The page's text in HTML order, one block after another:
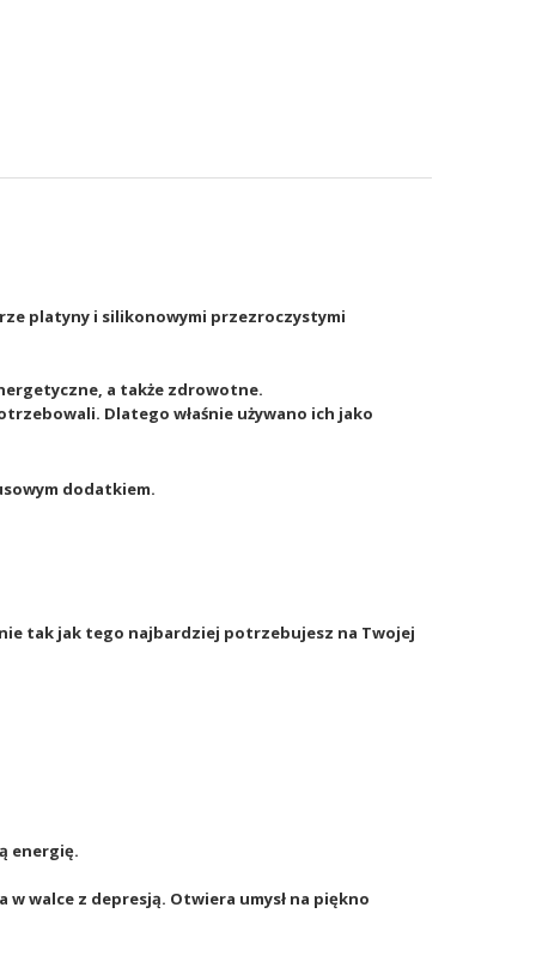
platyny i silikonowymi przezroczystymi
a także zdrowotne.
Dlatego właśnie używano ich jako
dodatkiem.
tak jak tego najbardziej potrzebujesz na Twojej
energię.
w walce z depresją. Otwiera umysł na piękno